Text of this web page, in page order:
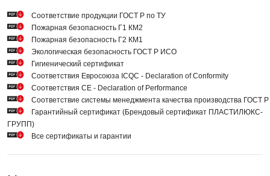
Cоответствие продукции ГОСТ Р по ТУ
Пожарная безопасность Г1 КМ2
Пожарная безопасность Г2 КМ1
Экологическая безопасность ГОСТ Р ИСО
Гигиенический сертификат
Соответствия Евросоюза ICQC - Declaration of Conformity
Соответствия СЕ - Declaration of Performance
Соответствие системы менеджмента качества производства ГОСТ
Гарантийный сертификат (Брендовый сертификат ПЛАСТИЛЮКС-
ГРУПП)
Все сертификаты и гарантии